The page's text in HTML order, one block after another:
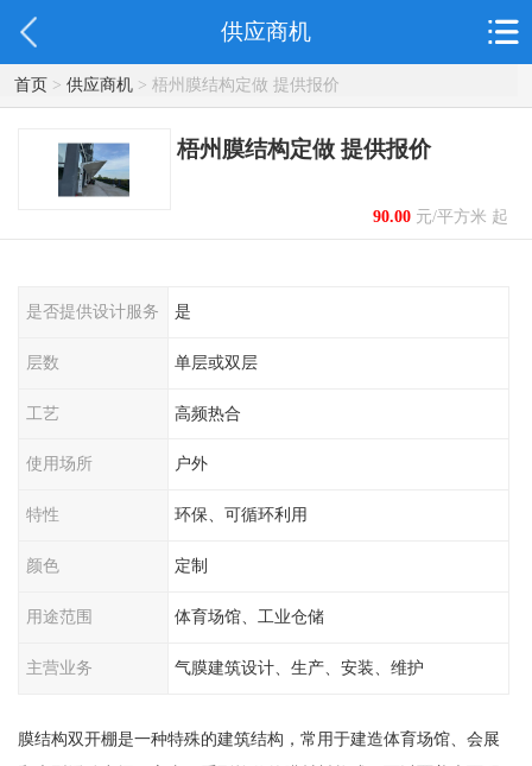
供应商机
首页> 供应商机> 梧州膜结构定做 提供报价
梧州膜结构定做 提供报价
90.00元/平方米 起
是否提供设计服务 是
层数 单层或双层
工艺 高频热合
使用场所 户外
特性 环保、可循环利用
颜色 定制
用途范围 体育场馆、工业仓储
主营业务 气膜建筑设计、生产、安装、维护
膜结构双开棚是一种特殊的建筑结构，常用于建造体育场馆、会展